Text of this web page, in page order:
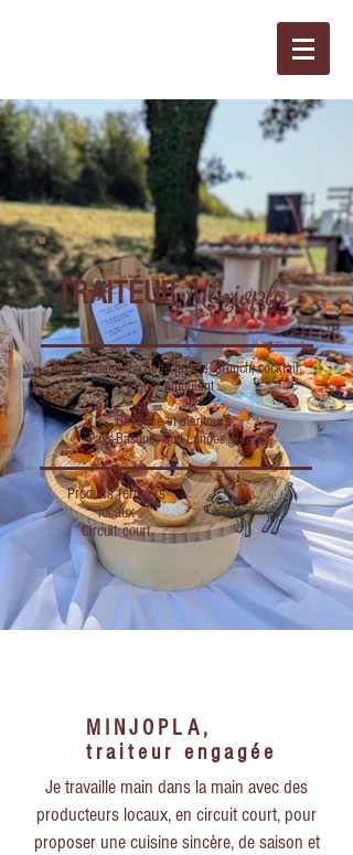
TRAITEURMínjopla
Buffet dinatoire, cheffe privée, brunch, cocktail,
atelier ambulant ...
Bayonne et alentours :
Pays-Basque, Sud Landes, Béarn
Produits fermiers
locaux
Circuit court
MINJOPLA,
traiteur engagée
Je travaille main dans la main avec des
producteurs locaux, en circuit court, pour
proposer une cuisine sincère, de saison et